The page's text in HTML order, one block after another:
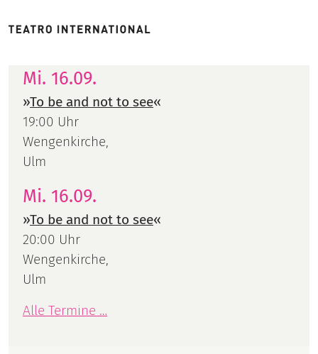
Mi. 16.09.
»To be and not to see«
19:00 Uhr
Wengenkirche,
Ulm
Mi. 16.09.
»To be and not to see«
20:00 Uhr
Wengenkirche,
Ulm
Alle Termine …